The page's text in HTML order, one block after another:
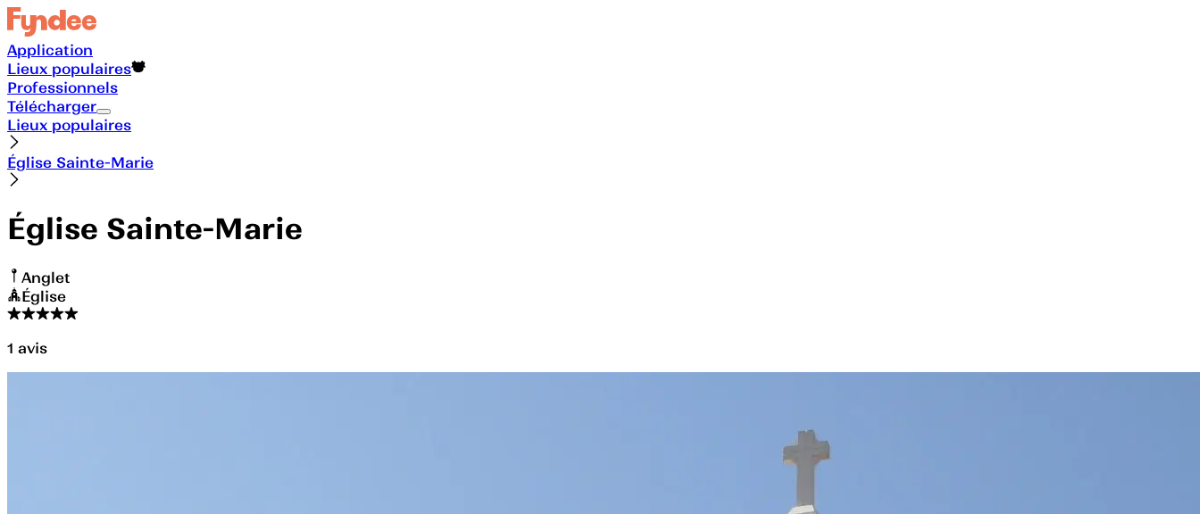
Application
Lieux populaires
Professionnels
Télécharger
Lieux populaires
Église Sainte-Marie
Église Sainte-Marie
Anglet
Église
1 avis